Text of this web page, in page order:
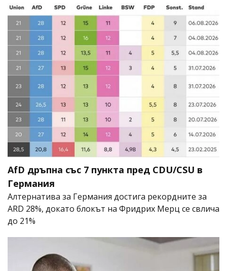
AfD дръпна със 7 пункта пред CDU/CSU в
Германия
Алтернатива за Германия достига рекордните за
ARD 28%, докато блокът на Фридрих Мерц се свлича
до 21%